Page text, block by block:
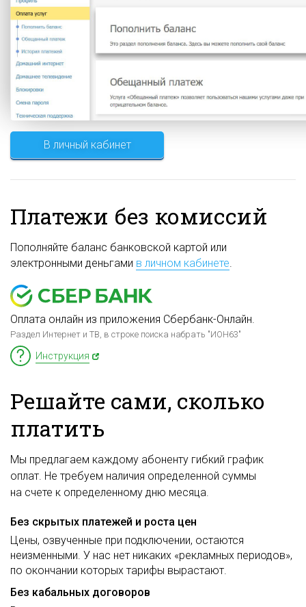
В личный кабинет
Платежи без комиссий
Пополняйте баланс банковской картой или
электронными деньгами в личном кабинете.
Оплата онлайн из приложения Сбербанк-Онлайн.
Раздел Интернет и ТВ, в строке поиска набрать "ИОН63"
Инструкция
Решайте сами, сколько
платить
Мы предлагаем каждому абоненту гибкий график
оплат. Не требуем наличия определенной суммы
на счете к определенному дню месяца.
Без скрытых платежей и роста цен
Цены, озвученные при подключении, остаются
неизменными. У нас нет никаких «рекламных периодов»,
по окончании которых тарифы вырастают.
Без кабальных договоров